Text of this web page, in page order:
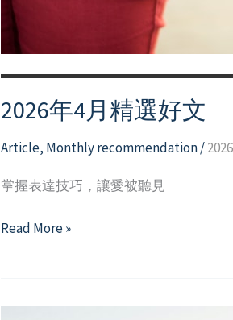
2026年4月精選好文
Article, Monthly recommendation/
掌握表達技巧，讓愛被聽見
2026
Read More »